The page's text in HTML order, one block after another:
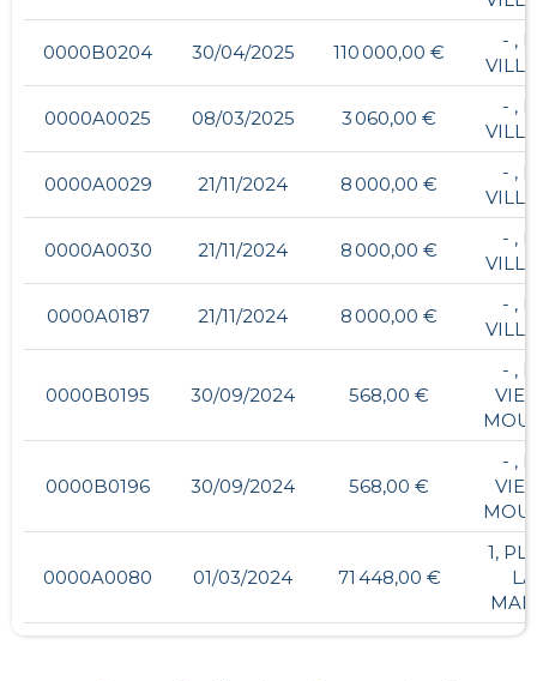
0000B0204 30/04/2025 110 000,00 €
- ,
0000A0025 08/03/2025 3 060,00 €
- ,
0000A0029 21/11/2024 8 000,00 €
- ,
0000A0030 21/11/2024 8 000,00 €
- ,
0000A0187 21/11/2024 8 000,00 €
- ,
0000B0195 30/09/2024 568,00 €
- ,
0000B0196 30/09/2024 568,00 €
- ,
0000A0080 01/03/2024 71 448,00 €
1, PL
LA